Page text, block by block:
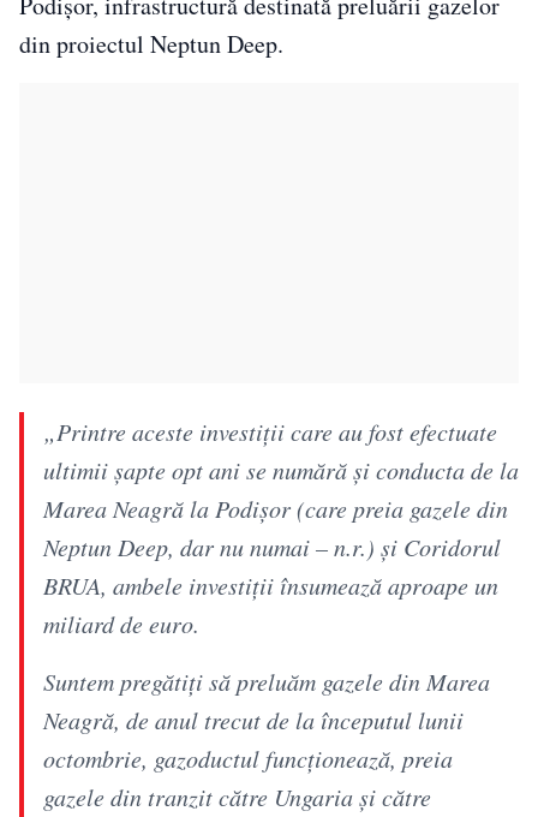
din proiectul Neptun Deep.
„Printre aceste investiții care au fost efectuate
ultimii șapte opt ani se numără și conducta de la
Marea Neagră la Podișor (care preia gazele din
Neptun Deep, dar nu numai – n.r.) și Coridorul
BRUA, ambele investiții însumează aproape un
miliard de euro.
Suntem pregătiți să preluăm gazele din Marea
Neagră, de anul trecut de la începutul lunii
octombrie, gazoductul funcționează, preia
gazele din tranzit către Ungaria și către